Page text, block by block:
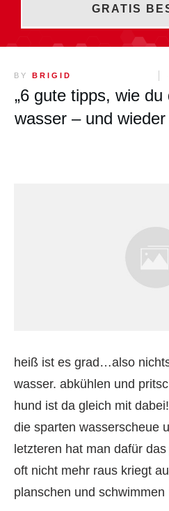
GRATIS
BY BRIGID
„6 gute tipps, wie
wasser – und
heiß ist es grad…also
wasser. abkühlen und
hund ist da gleich mit
die sparten wasserscheue
letzteren hat man dafür
oft nicht mehr raus kriegt
planschen und